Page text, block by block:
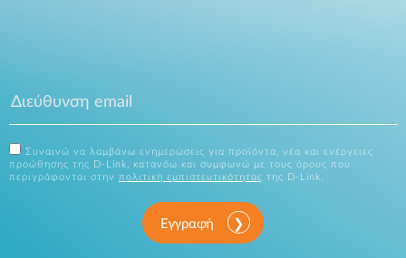
Συναινώ να λαμβάνω ενημερώσεις για προϊόντα, νέα και ενέργειες
προώθησης της D-Link, κατανόω και συμφωνώ με τους όρους που
περιγράφονται στην πολιτική εμπιστευτικότητας της D-Link.
Εγγραφή